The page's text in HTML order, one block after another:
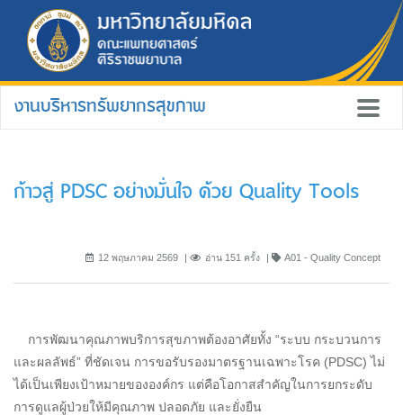
งานบริหารทรัพยากรสุขภาพ
ก้าวสู่ PDSC อย่างมั่นใจ ด้วย Quality Tools
12 พฤษภาคม 2569 อ่าน 151 ครั้ง A01 - Quality Concept
การพัฒนาคุณภาพบริการสุขภาพต้องอาศัยทั้ง “ระบบ กระบวนการ
และผลลัพธ์” ที่ชัดเจน การขอรับรองมาตรฐานเฉพาะโรค (PDSC) ไม่
ได้เป็นเพียงเป้าหมายขององค์กร แต่คือโอกาสสำคัญในการยกระดับ
การดูแลผู้ป่วยให้มีคุณภาพ ปลอดภัย และยั่งยืน